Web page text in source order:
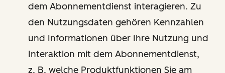
dem Abonnementdienst interagieren. Zu
den Nutzungsdaten gehören Kennzahlen
und Informationen über Ihre Nutzung und
Interaktion mit dem Abonnementdienst,
z. B. welche Produktfunktionen Sie am